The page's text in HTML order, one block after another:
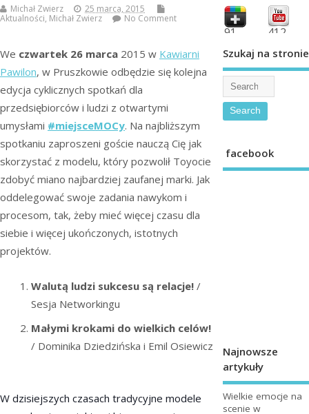
Michał Zwierz
25 marca, 2015
Aktualności, Michał Zwierz No Comment
We czwartek 26 marca 2015 w Kawiarni
Pawilon, w Pruszkowie odbędzie się kolejna
edycja cyklicznych spotkań dla
przedsiębiorców i ludzi z otwartymi
umysłami #miejsceMOCy. Na najbliższym
spotkaniu zaproszeni goście nauczą Cię jak
skorzystać z modelu, który pozwolił Toyocie
zdobyć miano najbardziej zaufanej marki. Jak
oddelegować swoje zadania nawykom i
procesom, tak, żeby mieć więcej czasu dla
siebie i więcej ukończonych, istotnych
projektów.
Walutą ludzi sukcesu są relacje! /
Sesja Networkingu
Małymi krokami do wielkich celów!
/ Dominika Dziedzińska i Emil Osiewicz
W dzisiejszych czasach tradycyjne modele
fans
91 412
Szukaj na stronie
facebook
Najnowsze
artykuły
Wielkie emocje na
scenie w